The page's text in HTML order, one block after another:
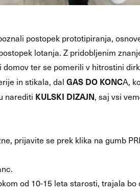
postopek prototipiranja,
lotanja. Z pridobljenim
domov ter se pomerili v hitrostini
in stikala, dal GAS DO KONCA,
narediti KULSKI DIZAJN, saj vsi
prijavite se prek klika na gumb
od 10-15 leta starosti, trajala bo